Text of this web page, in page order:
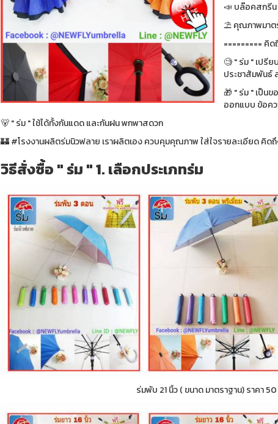
📣 บล๊อคสกรีน
⛱ คุณภาพมาต
========= คิ
🧐 " ร่ม " เปรี
ประชาสัมพันธ์
🎁 " ร่ม " เป็น
ออกแบบ ข้อค
🐻 " ร่ม " ใช้ได้ทั้งกันแดด และกันฝน พกพาสดวก
🏰 #โรงงานผลิตร่มนิวฟลาย เราผลิตเอง ควบคุมคุณภาพ ใส่ใจรายละเอียด คิ
วิธีสั่งซื้อ " ร่ม " 1. เลือกประเภทร่ม
ร่มพับ 21 นิ้ว ( ขนาด มาตราฐาน) ราคา